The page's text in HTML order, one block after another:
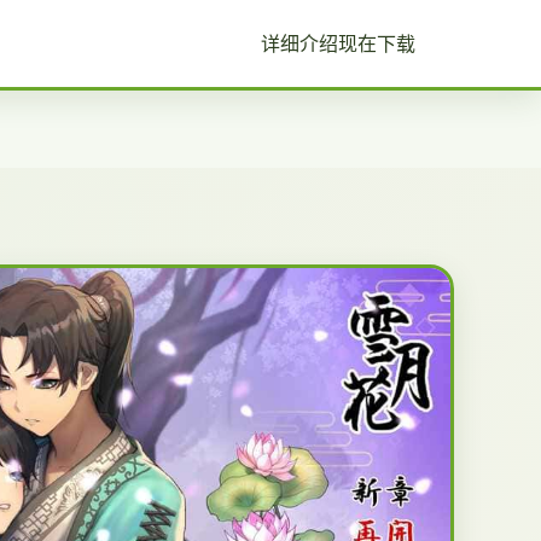
详细介绍现在下载